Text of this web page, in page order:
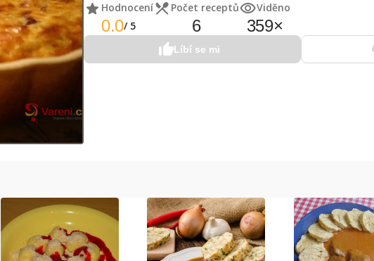
Hodnocení
0.0/ 5
Počet receptů
6
Viděno
359×
Líbí se mi